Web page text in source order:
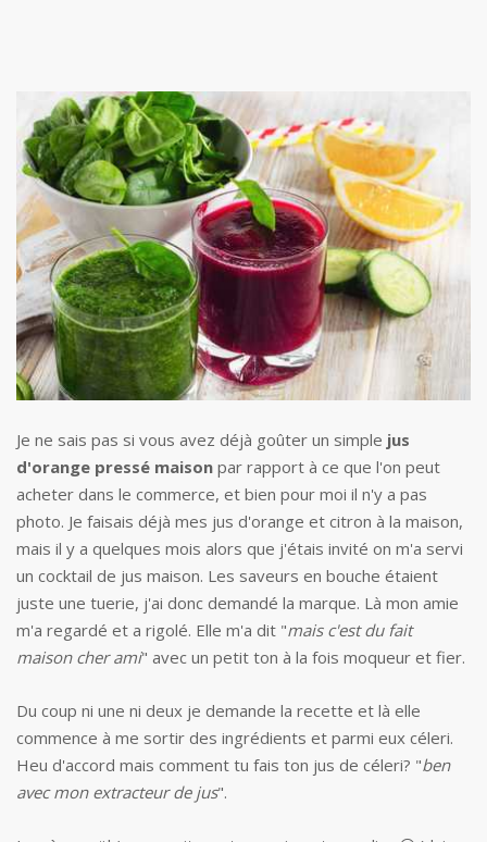
Je ne sais pas si vous avez déjà goûter un simple jus
d'orange pressé maison par rapport à ce que l'on peut
acheter dans le commerce, et bien pour moi il n'y a pas
photo. Je faisais déjà mes jus d'orange et citron à la maison,
mais il y a quelques mois alors que j'étais invité on m'a servi
un cocktail de jus maison. Les saveurs en bouche étaient
juste une tuerie, j'ai donc demandé la marque. Là mon amie
m'a regardé et a rigolé. Elle m'a dit "mais c'est du fait
maison cher ami" avec un petit ton à la fois moqueur et fier.
Du coup ni une ni deux je demande la recette et là elle
commence à me sortir des ingrédients et parmi eux céleri.
Heu d'accord mais comment tu fais ton jus de céleri? "ben
avec mon extracteur de jus".